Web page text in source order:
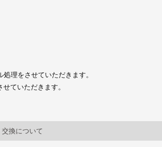
理をさせていただきます。
ていただきます。
交換について